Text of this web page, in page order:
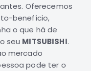
Oferecemos
benefício,
o que há de
seu MITSUBISHI.
mercado
pode ter o